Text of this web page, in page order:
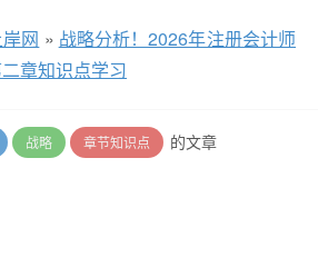
网 » 战略分析！2026年注册会计师
章知识点学习
战略 章节知识点 的文章